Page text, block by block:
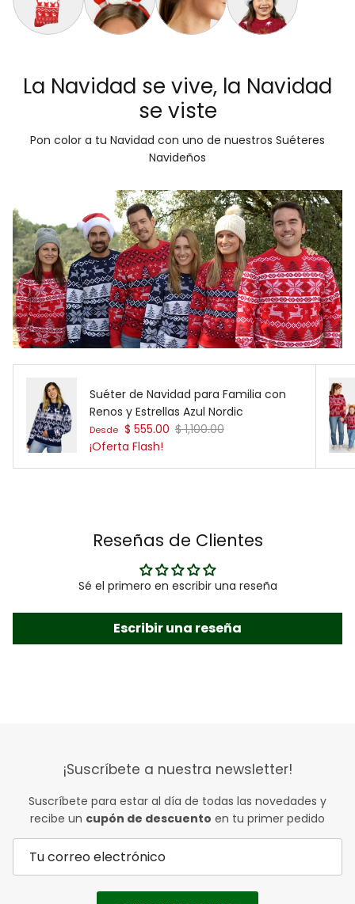
La Navidad se vive, la Navidad
se viste
Pon color a tu Navidad con uno de nuestros Suéteres
Navideños
Suéter de Navidad para Familia con
Renos y Estrellas Azul Nordic
Precio de venta
Desde $ 555.00 Precio normal
$ 1,100.00
¡Oferta Flash!
Reseñas de Clientes
Sé el primero en escribir una reseña
Escribir una reseña
¡Suscríbete a nuestra newsletter!
Suscríbete para estar al día de todas las novedades y
recibe un cupón de descuento en tu primer pedido